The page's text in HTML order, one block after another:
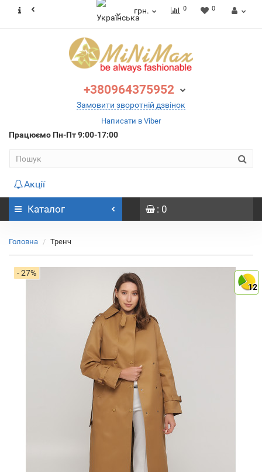
грн. 0 0
+380964375952
Замовити зворотній дзвінок
Написати в Viber
Працюємо Пн-Пт 9:00-17:00
Акції
Каталог : 0
Головна Тренч
12
- 27%